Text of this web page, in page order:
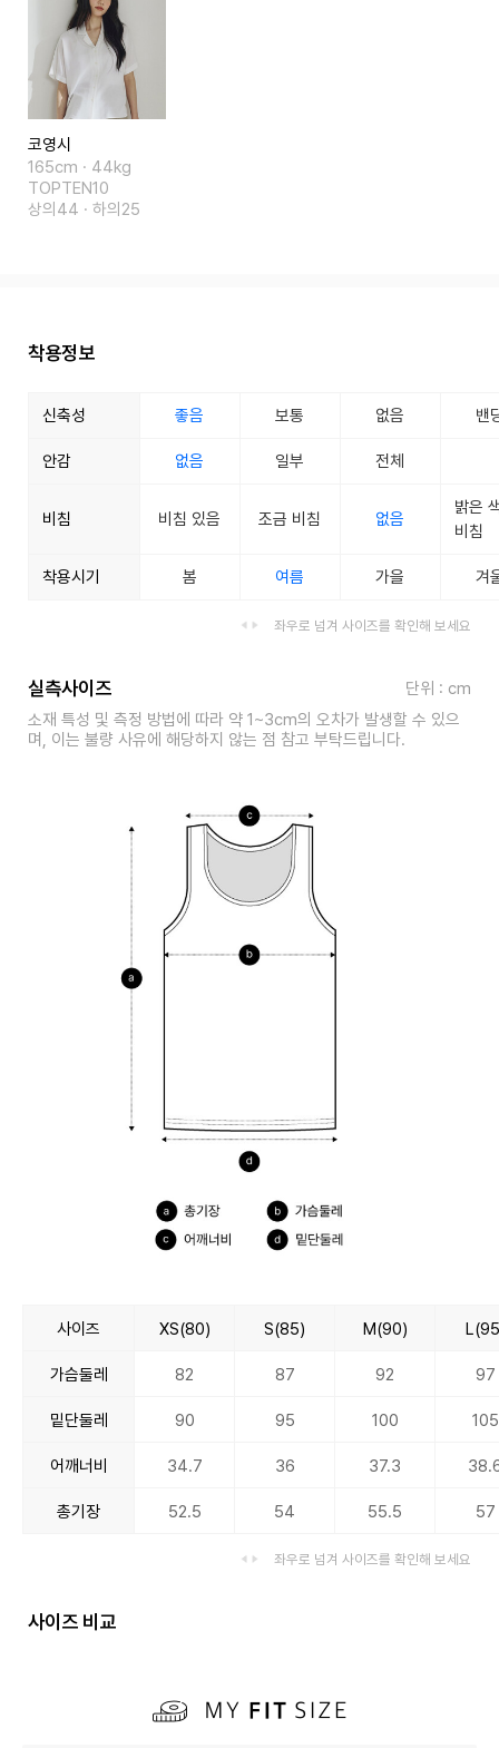
코영시
165cm · 44kg
TOPTEN10
상의44 · 하의25
착용정보
신축성 좋음 보통 없음 밴
안감 없음 일부 전체
비침 비침 있음 조금 비침 없음
밝은
비침
착용시기 봄 여름 가을 겨
좌우로 넘겨 사이즈를 확인해 보세요
실측사이즈
단위 : cm
소재 특성 및 측정 방법에 따라 약 1~3cm의 오차가 발생할 수 있으
며, 이는 불량 사유에 해당하지 않는 점 참고 부탁드립니다.
사이즈 XS(80) S(85) M(90)
가슴둘레 82 87 92 97
밑단둘레 90 95 100 105
어깨너비 34.7 36 37.3
총기장 52.5 54 55.5 57
좌우로 넘겨 사이즈를 확인해 보세요
사이즈 비교